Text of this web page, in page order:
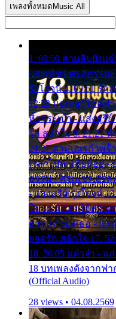
เพลงทั้งหมด Music All
1. 00:00 สามสิบยังแ
- ศรเพชร ศรสุพรรณ
รุ่งโรจน์ 4. 09:51 รั
12:23 มอเตอร์ไซค์ท
หิ้วกระเป๋า - แสงสุรีย์
รัก สลักใจ 8. 21:21
24:27 สามเณรกำพร้
เวลาไปหาเมียน้อย -
ธรรม - ศรเพชร ศร
- แสงสุรีย์ รุ่งโรจน์
ใจ 14. 42:49 ไอ้หวัง
ธาตุแท้ของเธอ - แส
ยอดรัก สลักใจ 17.
18. 56:05 แต๋วจ๋า - แ
18 บทเพลงดังจากฟ
(Official Audio)
28 views • 04.08.2569